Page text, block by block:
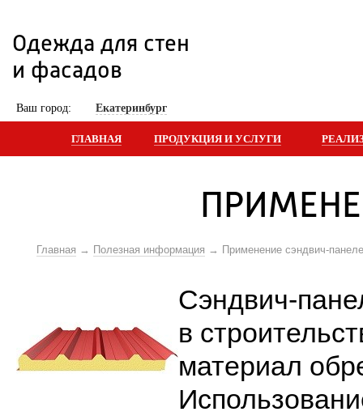
Одежда для стен
и фасадов
Ваш город: Екатеринбург
ГЛАВНАЯ ПРОДУКЦИЯ И УСЛУГИ
Главная Полезная информация Применение сэндвич-
Сэндвич-
в
материал